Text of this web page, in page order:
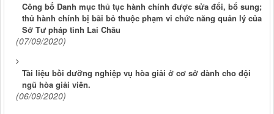
Công bố Danh mục thủ tục hành chính được sửa đổi, bổ sung;
thủ hành chính bị bãi bỏ thuộc phạm vi chức năng quản lý của
Sở Tư pháp tỉnh Lai Châu
(07/09/2020)
Tài liệu bồi dưỡng nghiệp vụ hòa giải ở cơ sở dành cho đội
ngũ hòa giải viên.
(06/09/2020)